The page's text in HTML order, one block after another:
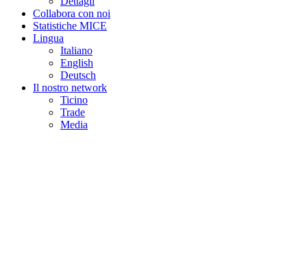
Collabora con noi
Statistiche MICE
Lingua
Italiano
English
Deutsch
Il nostro network
Ticino
Trade
Media